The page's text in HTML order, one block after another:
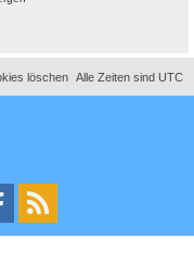
Alle Zeiten sind UTC
löschen